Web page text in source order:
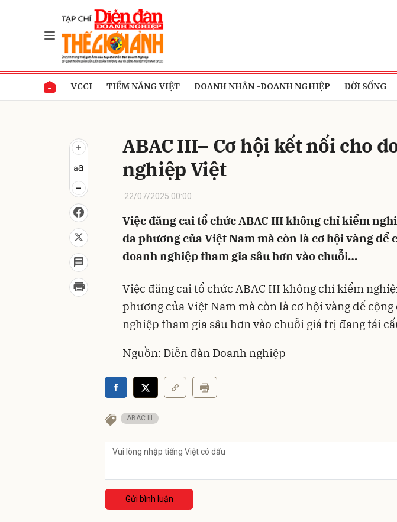
VCCI TIỀM NĂNG VIỆT DOANH NHÂN -DOANH NGHIỆP ĐỜI SỐNG
ABAC III– Cơ hội kết nối cho
nghiệp Việt
22/07/2025 00:00
Việc đăng cai tổ chức ABAC III không chỉ kiểm
đa phương của Việt Nam mà còn là cơ hội vàng để
doanh nghiệp tham gia sâu hơn vào chuỗi…
Việc đăng cai tổ chức ABAC III không chỉ kiểm
phương của Việt Nam mà còn là cơ hội vàng để
nghiệp tham gia sâu hơn vào chuỗi giá trị đang tái
Nguồn: Diễn đàn Doanh nghiệp
ABAC III
Gửi bình luận